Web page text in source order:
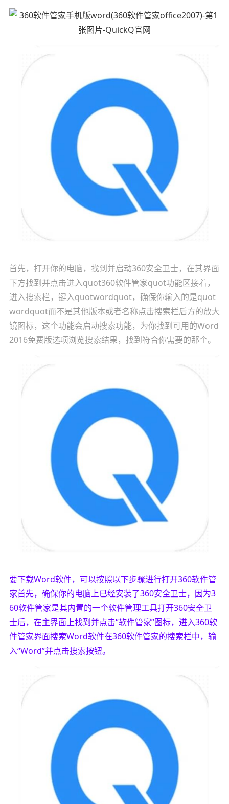
首先，打开你的电脑，找到并启动360安全卫士，在其界面
下方找到并点击进入quot360软件管家quot功能区接着，
进入搜索栏，键入quotwordquot，确保你输入的是quot
wordquot而不是其他版本或者名称点击搜索栏后方的放大
镜图标，这个功能会启动搜索功能，为你找到可用的Word
2016免费版选项浏览搜索结果，找到符合你需要的那个。
要下载Word软件，可以按照以下步骤进行打开360软件管
家首先，确保你的电脑上已经安装了360安全卫士，因为3
60软件管家是其内置的一个软件管理工具打开360安全卫
士后，在主界面上找到并点击“软件管家”图标，进入360软
件管家界面搜索Word软件在360软件管家的搜索栏中，输
入“Word”并点击搜索按钮。